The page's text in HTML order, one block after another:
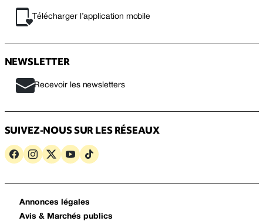
Télécharger l’application mobile
NEWSLETTER
Recevoir les newsletters
SUIVEZ-NOUS SUR LES RÉSEAUX
Annonces légales
Avis & Marchés publics